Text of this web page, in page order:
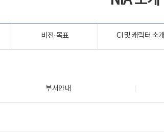
비전·목표 CI 및 캐릭터 소개
부서안내